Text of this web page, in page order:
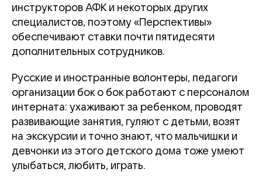
инструкторов АФК и некоторых других
специалистов, поэтому «Перспективы»
обеспечивают ставки почти пятидесяти
дополнительных сотрудников.
Русские и иностранные волонтеры, педагоги
организации бок о бок работают с персоналом
интерната: ухаживают за ребенком, проводят
развивающие занятия, гуляют с детьми, возят
на экскурсии и точно знают, что мальчишки и
девчонки из этого детского дома тоже умеют
улыбаться, любить, играть.